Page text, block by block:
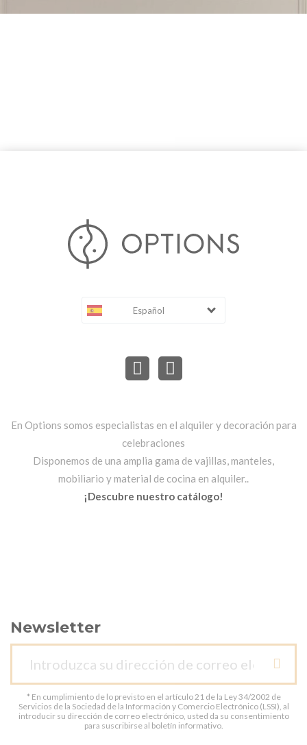
Español
En Options somos especialistas en el alquiler y decoración para
celebraciones
Disponemos de una amplia gama de vajillas, manteles,
mobiliario y material de cocina en alquiler..
¡Descubre nuestro catálogo!
Newsletter
* En cumplimiento de lo previsto en el artículo 21 de la Ley 34/2002 de
Servicios de la Sociedad de la Información y Comercio Electrónico (LSSI), al
introducir su dirección de correo electrónico, usted da su consentimiento
para suscribirse al boletín informativo.